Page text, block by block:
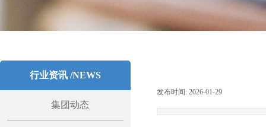
发布时间: 2026-01-29
集团动态
行业资讯 /NEWS